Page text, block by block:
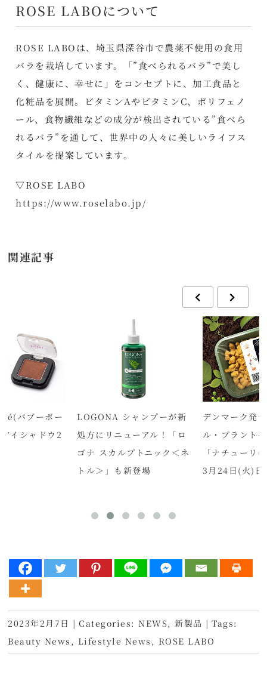
ROSE LABOについて
​ROSE LABOは、埼玉県深谷市で農薬不使用の食用
バラを栽培しています。「”食べられるバラ”で美し
く、健康に、幸せに」をコンセプトに、加工食品と
化粧品を展開。ビタミンAやビタミンC、ポリフェノ
ール、食物繊維などの成分が検出されている”食べら
れるバラ”を通して、世界中の人々に美しいライフス
タイルを提案しています。
▽ROSE LABO
https://www.roselabo.jp/
関連記事
バブーボー
イシャドウ2
LOGONA シャンプーが新
処方にリニューアル！「ロ
ゴナ スカルプトニック＜ネ
トル＞」も新登場
デンマーク発
ル・プラント
「ナチュー
3月24日(火)日
2023年2月7日 | Categories: NEWS,新製品 | Tags:
Beauty News , Lifestyle News , ROSE LABO